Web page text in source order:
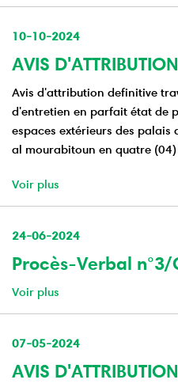
10-10-2024
AVIS
Avis d'attribution definitive
d'entretien en parfait état de
espaces extérieurs des
al mourabitoun en quatre
Voir plus
24-06-2024
Procès-Verbal
Voir plus
07-05-2024
AVIS